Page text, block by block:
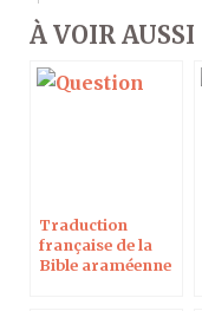
À VOIR AUSSI
Traduction
française de la
Bible araméenne